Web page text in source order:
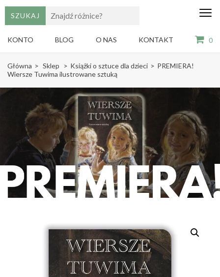
KONTO BLOG O NAS KONTAKT 0
to
(Press
Gry,
i
książki
Główna > Sklep > Książki o sztuce dla dzieci > PREMIERA!
Wiersze Tuwima ilustrowane sztuką